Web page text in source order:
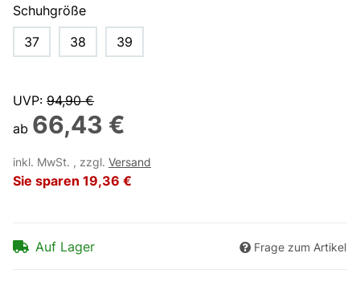
Schuhgröße
37
38 39
UVP: 94,90 €
ab 66,43 €
inkl. MwSt. , zzgl. Versand
Sie sparen 19,36 €
Auf Lager Frage zum Artikel